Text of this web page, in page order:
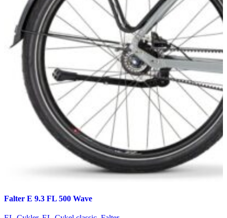
Falter E 9.3 FL 500 Wave